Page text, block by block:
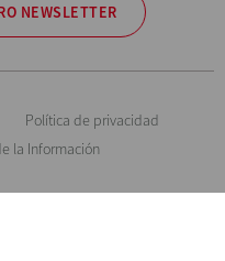
NEWSLETTER
Política de privacidad
la Información
derecho de modificar cualquier